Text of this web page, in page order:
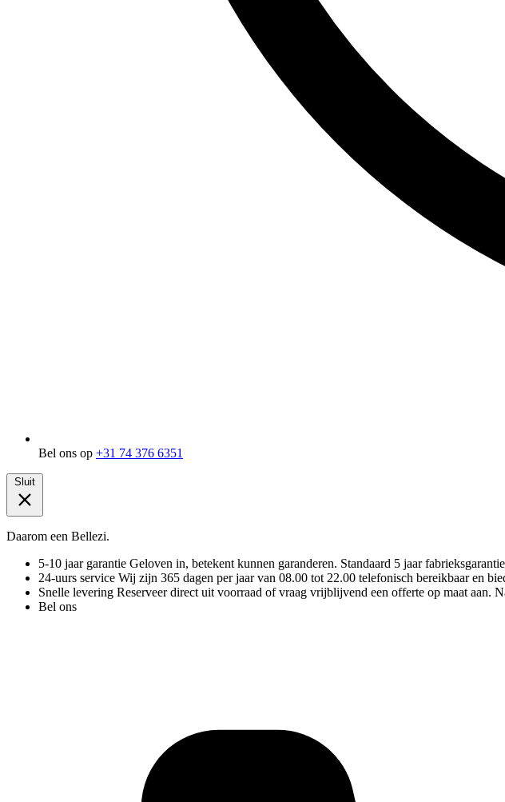
Bel ons op +31 74 376 6351
Sluit
Daarom een Bellezi.
5-10 jaar garantie Geloven in, betekent kunnen garanderen. Standaard 5 jaar
24-uurs service Wij zijn 365 dagen per jaar van 08.00 tot 22.00 telefonisch bereikbaar en
Snelle levering Reserveer direct uit voorraad of vraag vrijblijvend een offerte op maat aan.
Bel ons